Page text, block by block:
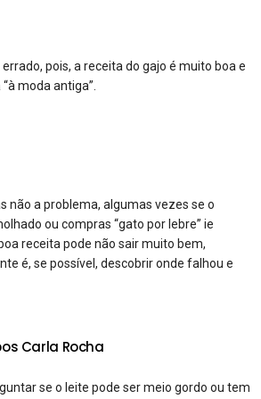
pois, a receita do gajo é muito boa e
moda antiga”.
não a problema, algumas vezes se o
ou compras “gato por lebre” ie
receita pode não sair muito bem,
é, se possível, descobrir onde falhou e
Carla Rocha
se o leite pode ser meio gordo ou tem